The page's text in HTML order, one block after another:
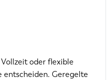
Vollzeit oder flexible
entscheiden. Geregelte